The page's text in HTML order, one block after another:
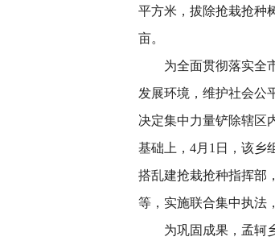
平方米，拔除抢栽抢种
亩。
为全面贯彻落实全市
发展环境，维护社会公
决定集中力量铲除辖区
基础上，4月1日，该乡
搭乱建抢栽抢种指挥部
等，实施联合集中执法
为巩固成果，孟轲乡